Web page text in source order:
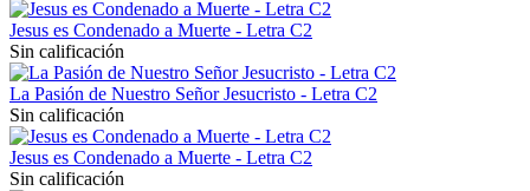
Jesus es Condenado a Muerte - Letra C2
Sin calificación
La Pasión de Nuestro Señor Jesucristo - Letra C2
Sin calificación
Jesus es Condenado a Muerte - Letra C2
Sin calificación